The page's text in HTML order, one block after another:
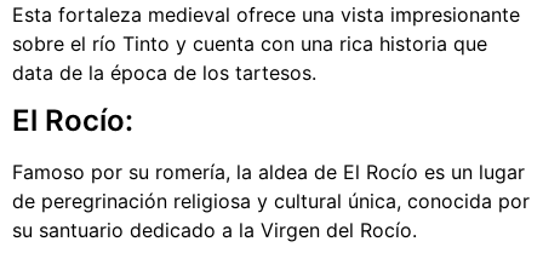
Esta fortaleza medieval ofrece una vista impresionante
sobre el río Tinto y cuenta con una rica historia que
data de la época de los tartesos.
El Rocío:
Famoso por su romería, la aldea de El Rocío es un lugar
de peregrinación religiosa y cultural única, conocida por
su santuario dedicado a la Virgen del Rocío.